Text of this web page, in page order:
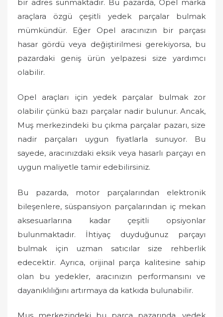
bir adres sunmaktadır. Bu pazarda, Opel marka
araçlara özgü çeşitli yedek parçalar bulmak
mümkündür. Eğer Opel aracınızın bir parçası
hasar gördü veya değiştirilmesi gerekiyorsa, bu
pazardaki geniş ürün yelpazesi size yardımcı
olabilir.
Opel araçları için yedek parçalar bulmak zor
olabilir çünkü bazı parçalar nadir bulunur. Ancak,
Muş merkezindeki bu çıkma parçalar pazarı, size
nadir parçaları uygun fiyatlarla sunuyor. Bu
sayede, aracınızdaki eksik veya hasarlı parçayı en
uygun maliyetle tamir edebilirsiniz.
Bu pazarda, motor parçalarından elektronik
bileşenlere, süspansiyon parçalarından iç mekan
aksesuarlarına kadar çeşitli opsiyonlar
bulunmaktadır. İhtiyaç duyduğunuz parçayı
bulmak için uzman satıcılar size rehberlik
edecektir. Ayrıca, orijinal parça kalitesine sahip
olan bu yedekler, aracınızın performansını ve
dayanıklılığını artırmaya da katkıda bulunabilir.